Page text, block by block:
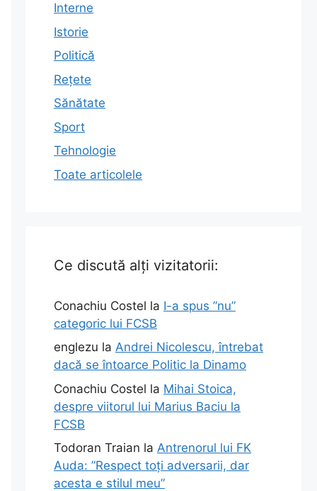
Interne
Istorie
Politică
Rețete
Sănătate
Sport
Tehnologie
Toate articolele
Ce discută alți vizitatorii:
Conachiu Costel la I-a spus ”nu”
categoric lui FCSB
englezu la Andrei Nicolescu, întrebat
dacă se întoarce Politic la Dinamo
Conachiu Costel la Mihai Stoica,
despre viitorul lui Marius Baciu la
FCSB
Todoran Traian la Antrenorul lui FK
Auda: ”Respect toți adversarii, dar
acesta e stilul meu”